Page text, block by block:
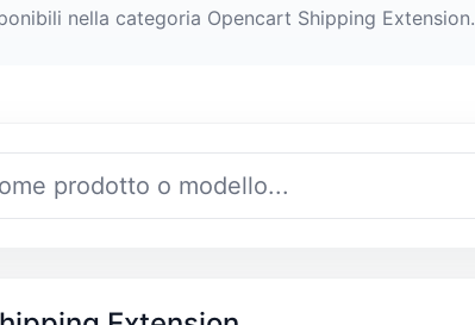
nella categoria Opencart Shipping Extension.